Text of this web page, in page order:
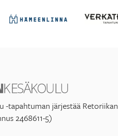
-tapahtuman järjestää Retoriikan
2468611-5)